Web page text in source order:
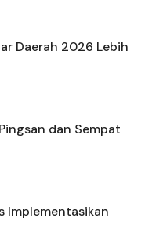
Daerah 2026 Lebih
dan Sempat
Implementasikan